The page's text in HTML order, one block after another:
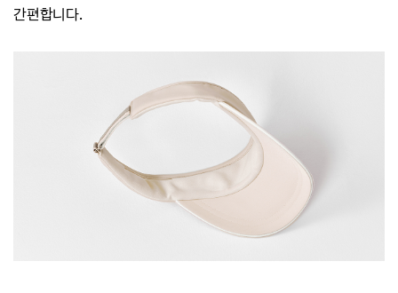
간편합니다.